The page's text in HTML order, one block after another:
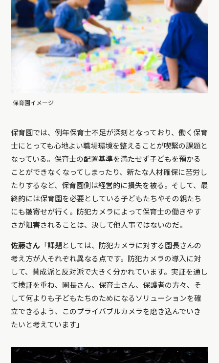
保育園イメージ
保育園では、例年保育士不足が深刻となっており、働く保育
士にとっても心地よい職場環境を整えることが喫緊の課題と
なっている。保育士の配置基準を満たせず子どもを預かる
ことができなくなってしまったり、新たな人材確保に苦労し
たりするなど、保育園側は経営的に損失を被る。そして、最
終的には保育園を必要としている子どもたちやその親たち
にも皺寄せが行く。防犯カメラによって保育士の働きやす
さが阻害されることは、決して他人事ではないのだ。
佐藤さん 「課題としては、防犯カメラに対する園長さんの
考え方が人それぞれ異なる点です。防犯カメラの導入に対
して、賛成派と反対派で大きく分かれています。実証を通し
て検証を重ね、園長さん、保育士さん、保護者の方々、そ
して何よりも子どもたちのためになるソリューションを確
立できるよう、このプライバブルカメラを磨き込んでいき
たいと考えています」